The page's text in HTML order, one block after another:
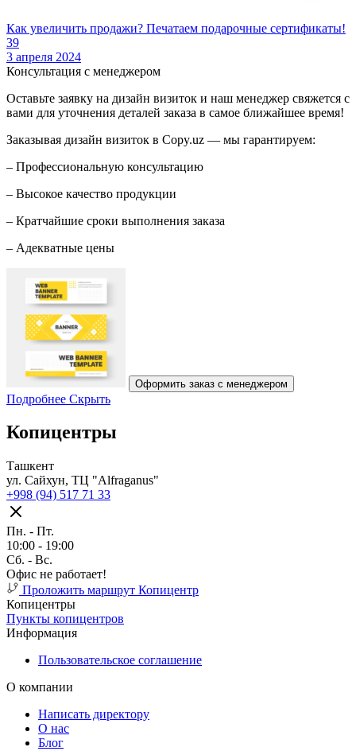
Как увеличить продажи? Печатаем подарочные сертификаты!
39
3 апреля 2024
Консультация с менеджером
Оставьте заявку на дизайн визиток и наш менеджер свяжется с
вами для уточнения деталей заказа в самое ближайшее время!
Заказывая дизайн визиток в Copy.uz — мы гарантируем:
– Профессиональную консультацию
– Высокое качество продукции
– Кратчайшие сроки выполнения заказа
– Адекватные цены
Оформить заказ с менеджером
Подробнее Скрыть
Копицентры
Ташкент
ул. Сайхун, ТЦ "Alfraganus"
+998 (94) 517 71 33
Пн. - Пт.
10:00 - 19:00
Cб. - Вс.
Офис не работает!
Проложить маршрут Копицентр
Копицентры
Пункты копицентров
Информация
Пользовательское соглашение
О компании
Написать директору
О нас
Блог